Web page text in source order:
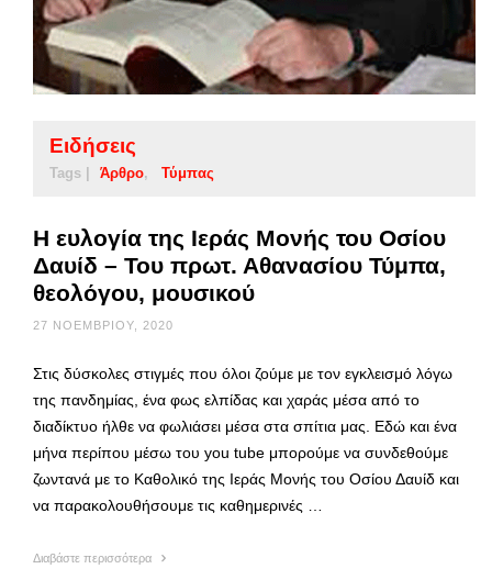
Ειδήσεις
Tags | Άρθρο Τύμπας
Η ευλογία της Ιεράς Μονής του Οσίου
Δαυίδ – Του πρωτ. Αθανασίου Τύμπα,
θεολόγου, μουσικού
27 ΝΟΕΜΒΡΊΟΥ, 2020
Στις δύσκολες στιγμές που όλοι ζούμε με τον εγκλεισμό λόγω
της πανδημίας, ένα φως ελπίδας και χαράς μέσα από το
διαδίκτυο ήλθε να φωλιάσει μέσα στα σπίτια μας. Εδώ και ένα
μήνα περίπου μέσω του you tube μπορούμε να συνδεθούμε
ζωντανά με το Καθολικό της Ιεράς Μονής του Οσίου Δαυίδ και
να παρακολουθήσουμε τις καθημερινές …
Διαβάστε περισσότερα